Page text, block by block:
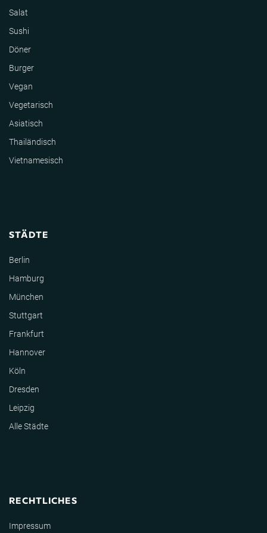
Salat
Sushi
Döner
Burger
Vegan
Vegetarisch
Asiatisch
Thailändisch
Vietnamesisch
STÄDTE
Berlin
Hamburg
München
Stuttgart
Frankfurt
Hannover
Köln
Dresden
Leipzig
Alle Städte
RECHTLICHES
Impressum